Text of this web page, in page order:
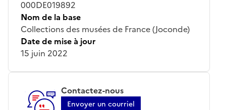
000DE019892
Nom de la base
Collections des musées de France (Joconde)
Date de mise à jour
15 juin 2022
Contactez-nous
Envoyer un courriel